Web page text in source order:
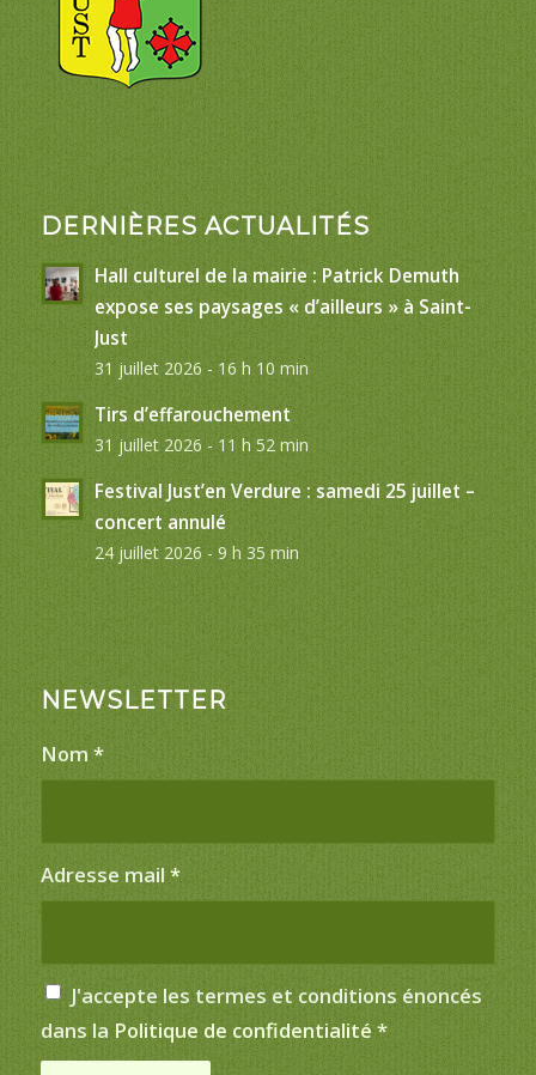
DERNIÈRES ACTUALITÉS
Hall culturel de la mairie : Patrick Demuth
expose ses paysages « d’ailleurs » à Saint-
Just
31 juillet 2026 - 16 h 10 min
Tirs d’effarouchement
31 juillet 2026 - 11 h 52 min
Festival Just’en Verdure : samedi 25 juillet –
concert annulé
24 juillet 2026 - 9 h 35 min
NEWSLETTER
Nom *
Adresse mail *
J'accepte les termes et conditions énoncés
dans la Politique de confidentialité *